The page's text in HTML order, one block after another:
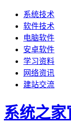
系统技术
软件技术
电脑软件
安卓软件
学习资料
网络资讯
建站交流
系统之家